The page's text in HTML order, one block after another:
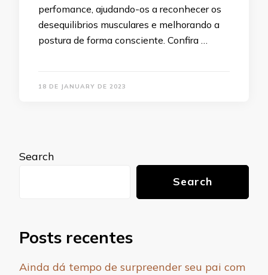
perfomance, ajudando-os a reconhecer os
desequilibrios musculares e melhorando a
postura de forma consciente. Confira …
18 DE JANUARY DE 2023
Search
Search
Posts recentes
Ainda dá tempo de surpreender seu pai com